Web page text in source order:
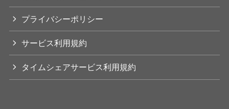
プライバシーポリシー
サービス利用規約
タイムシェアサービス利用規約